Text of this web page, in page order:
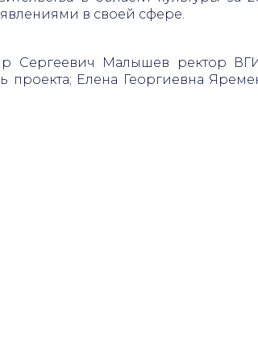
в своей сфере.
Сергеевич Малышев ректор
проекта; Елена Георгиевна